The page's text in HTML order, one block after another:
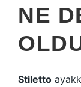
NE
Stiletto